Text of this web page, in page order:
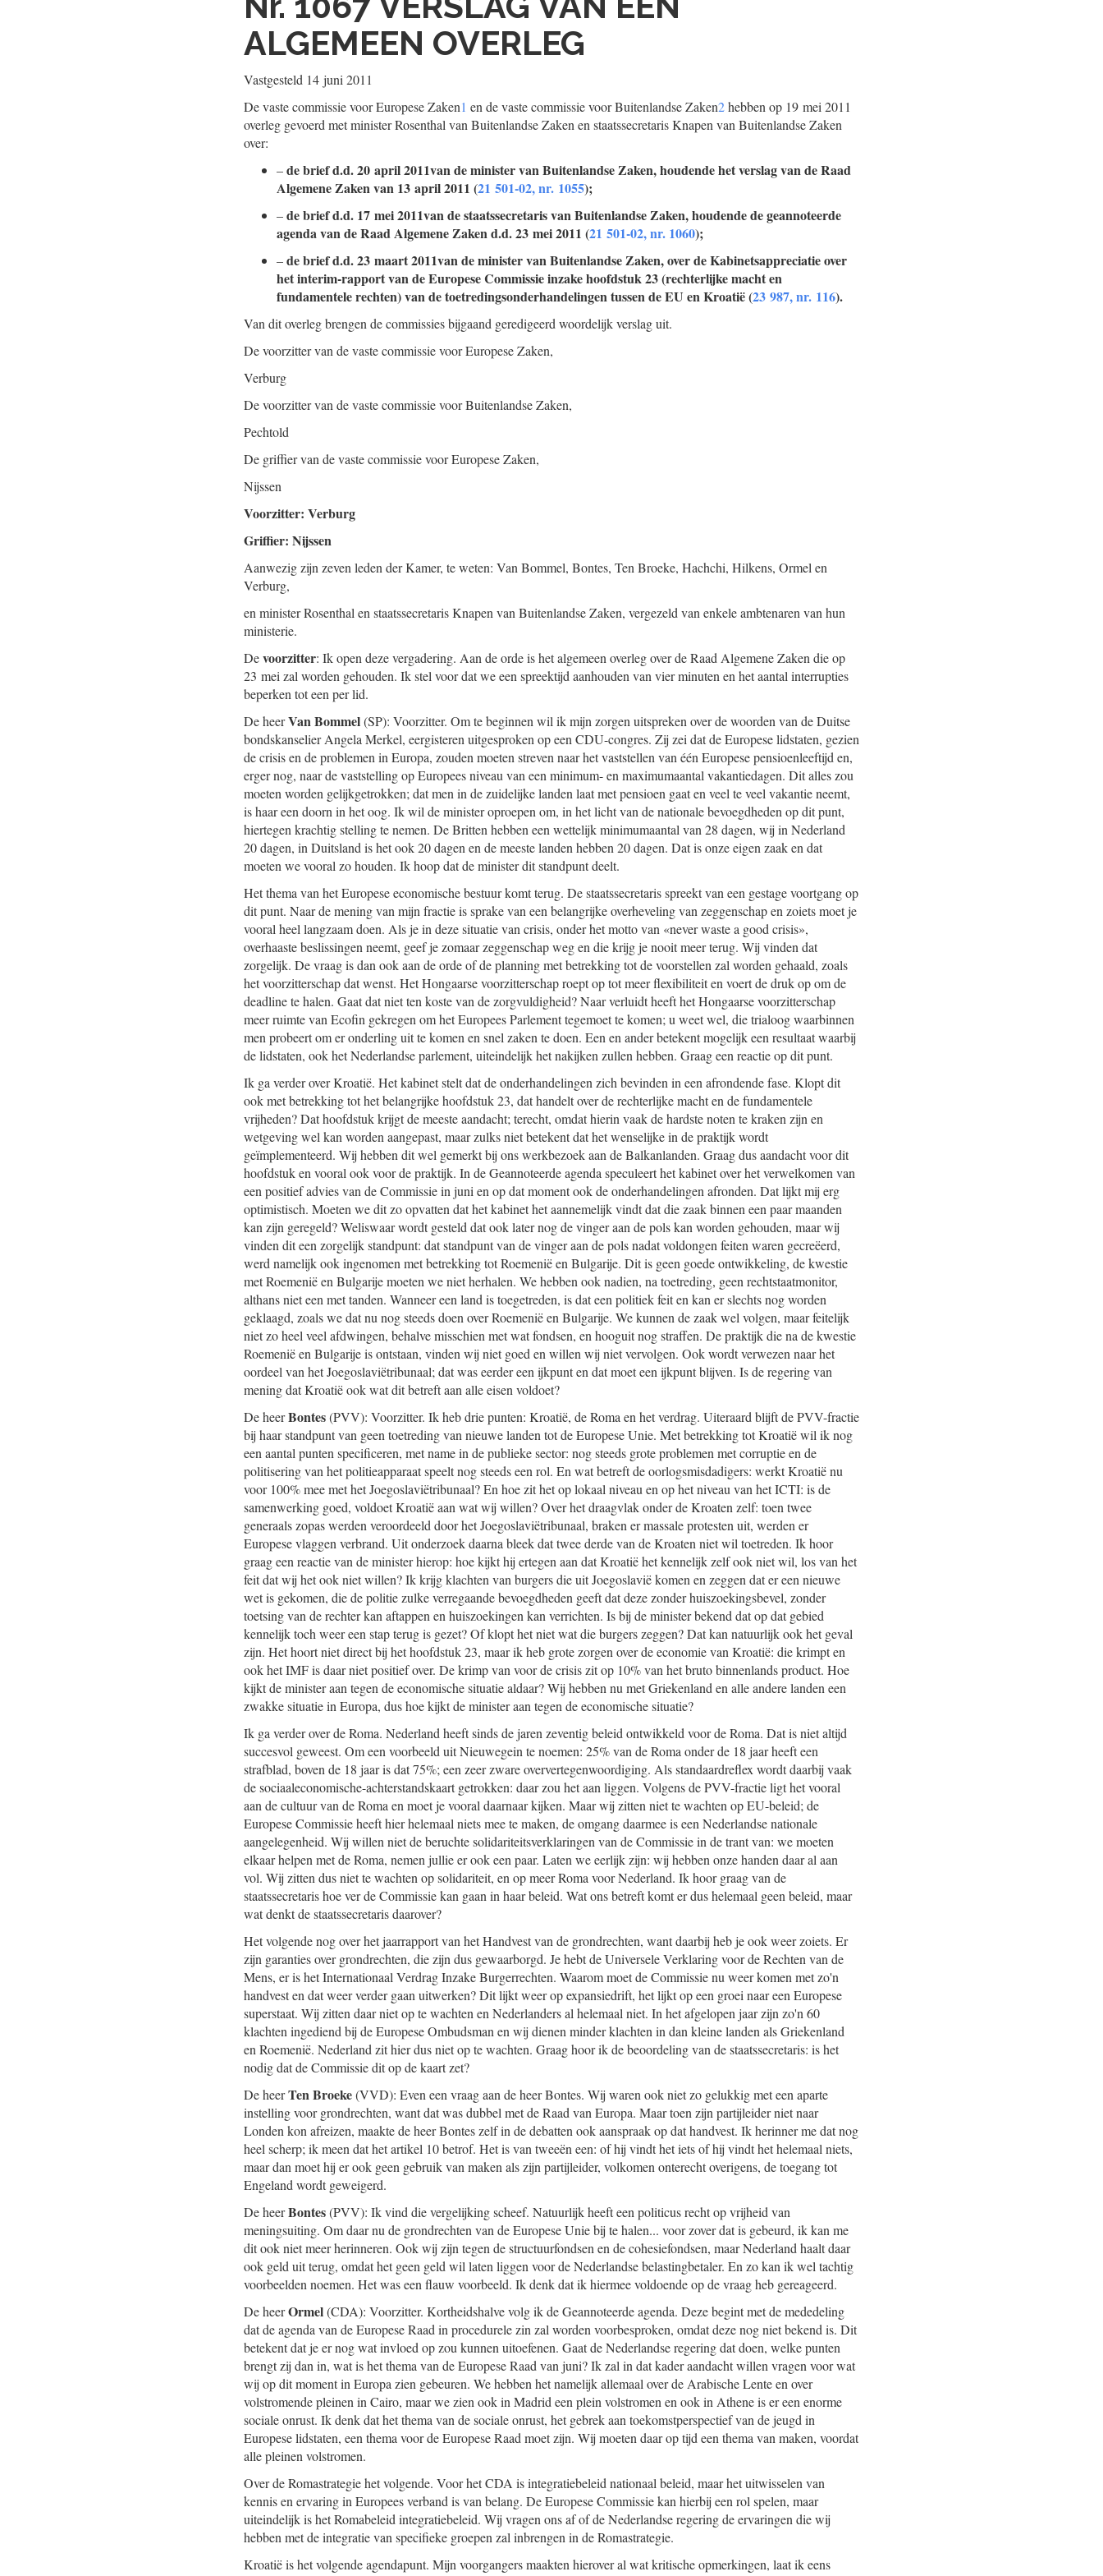
ALGEMEEN OVERLEG
Vastgesteld 14 juni 2011
De vaste commissie voor Europese Zaken1 en de vaste commissie voor Buitenlandse Zaken2hebben op 19 mei 2011
overleg gevoerd met minister Rosenthal van Buitenlandse Zaken en staatssecretaris Knapen van Buitenlandse Zaken
over:
–de brief d.d. 20 april 2011van de minister van Buitenlandse Zaken, houdende het verslag van de Raad
Algemene Zaken van 13 april 2011 (21 501-02, nr. 1055);
–de brief d.d. 17 mei 2011van de staatssecretaris van Buitenlandse Zaken, houdende de geannoteerde
agenda van de Raad Algemene Zaken d.d. 23 mei 2011 (21 501-02, nr. 1060);
–de brief d.d. 23 maart 2011van de minister van Buitenlandse Zaken, over de Kabinetsappreciatie over
het interim-rapport van de Europese Commissie inzake hoofdstuk 23 (rechterlijke macht en
fundamentele rechten) van de toetredingsonderhandelingen tussen de EU en Kroatië (23 987, nr. 116).
Van dit overleg brengen de commissies bijgaand geredigeerd woordelijk verslag uit.
De voorzitter van de vaste commissie voor Europese Zaken,
Verburg
De voorzitter van de vaste commissie voor Buitenlandse Zaken,
Pechtold
De griffier van de vaste commissie voor Europese Zaken,
Nijssen
Voorzitter: Verburg
Griffier: Nijssen
Aanwezig zijn zeven leden der Kamer, te weten: Van Bommel, Bontes, Ten Broeke, Hachchi, Hilkens, Ormel en
Verburg,
en minister Rosenthal en staatssecretaris Knapen van Buitenlandse Zaken, vergezeld van enkele ambtenaren van hun
ministerie.
Devoorzitter: Ik open deze vergadering. Aan de orde is het algemeen overleg over de Raad Algemene Zaken die op
23 mei zal worden gehouden. Ik stel voor dat we een spreektijd aanhouden van vier minuten en het aantal interrupties
beperken tot een per lid.
De heerVan Bommel(SP): Voorzitter. Om te beginnen wil ik mijn zorgen uitspreken over de woorden van de Duitse
bondskanselier Angela Merkel, eergisteren uitgesproken op een CDU-congres. Zij zei dat de Europese lidstaten, gezien
de crisis en de problemen in Europa, zouden moeten streven naar het vaststellen van één Europese pensioenleeftijd en,
erger nog, naar de vaststelling op Europees niveau van een minimum- en maximumaantal vakantiedagen. Dit alles zou
moeten worden gelijkgetrokken; dat men in de zuidelijke landen laat met pensioen gaat en veel te veel vakantie neemt,
is haar een doorn in het oog. Ik wil de minister oproepen om, in het licht van de nationale bevoegdheden op dit punt,
hiertegen krachtig stelling te nemen. De Britten hebben een wettelijk minimumaantal van 28 dagen, wij in Nederland
20 dagen, in Duitsland is het ook 20 dagen en de meeste landen hebben 20 dagen. Dat is onze eigen zaak en dat
moeten we vooral zo houden. Ik hoop dat de minister dit standpunt deelt.
Het thema van het Europese economische bestuur komt terug. De staatssecretaris spreekt van een gestage voortgang op
dit punt. Naar de mening van mijn fractie is sprake van een belangrijke overheveling van zeggenschap en zoiets moet je
vooral heel langzaam doen. Als je in deze situatie van crisis, onder het motto van «never waste a good crisis»,
overhaaste beslissingen neemt, geef je zomaar zeggenschap weg en die krijg je nooit meer terug. Wij vinden dat
zorgelijk. De vraag is dan ook aan de orde of de planning met betrekking tot de voorstellen zal worden gehaald, zoals
het voorzitterschap dat wenst. Het Hongaarse voorzitterschap roept op tot meer flexibiliteit en voert de druk op om de
deadline te halen. Gaat dat niet ten koste van de zorgvuldigheid? Naar verluidt heeft het Hongaarse voorzitterschap
meer ruimte van Ecofin gekregen om het Europees Parlement tegemoet te komen; u weet wel, die trialoog waarbinnen
men probeert om er onderling uit te komen en snel zaken te doen. Een en ander betekent mogelijk een resultaat waarbij
de lidstaten, ook het Nederlandse parlement, uiteindelijk het nakijken zullen hebben. Graag een reactie op dit punt.
Ik ga verder over Kroatië. Het kabinet stelt dat de onderhandelingen zich bevinden in een afrondende fase. Klopt dit
ook met betrekking tot het belangrijke hoofdstuk 23, dat handelt over de rechterlijke macht en de fundamentele
vrijheden? Dat hoofdstuk krijgt de meeste aandacht; terecht, omdat hierin vaak de hardste noten te kraken zijn en
wetgeving wel kan worden aangepast, maar zulks niet betekent dat het wenselijke in de praktijk wordt
geïmplementeerd. Wij hebben dit wel gemerkt bij ons werkbezoek aan de Balkanlanden. Graag dus aandacht voor dit
hoofdstuk en vooral ook voor de praktijk. In de Geannoteerde agenda speculeert het kabinet over het verwelkomen van
een positief advies van de Commissie in juni en op dat moment ook de onderhandelingen afronden. Dat lijkt mij erg
optimistisch. Moeten we dit zo opvatten dat het kabinet het aannemelijk vindt dat die zaak binnen een paar maanden
kan zijn geregeld? Weliswaar wordt gesteld dat ook later nog de vinger aan de pols kan worden gehouden, maar wij
vinden dit een zorgelijk standpunt: dat standpunt van de vinger aan de pols nadat voldongen feiten waren gecreëerd,
werd namelijk ook ingenomen met betrekking tot Roemenië en Bulgarije. Dit is geen goede ontwikkeling, de kwestie
met Roemenië en Bulgarije moeten we niet herhalen. We hebben ook nadien, na toetreding, geen rechtstaatmonitor,
althans niet een met tanden. Wanneer een land is toegetreden, is dat een politiek feit en kan er slechts nog worden
geklaagd, zoals we dat nu nog steeds doen over Roemenië en Bulgarije. We kunnen de zaak wel volgen, maar feitelijk
niet zo heel veel afdwingen, behalve misschien met wat fondsen, en hooguit nog straffen. De praktijk die na de kwestie
Roemenië en Bulgarije is ontstaan, vinden wij niet goed en willen wij niet vervolgen. Ook wordt verwezen naar het
oordeel van het Joegoslaviëtribunaal; dat was eerder een ijkpunt en dat moet een ijkpunt blijven. Is de regering van
mening dat Kroatië ook wat dit betreft aan alle eisen voldoet?
De heerBontes(PVV): Voorzitter. Ik heb drie punten: Kroatië, de Roma en het verdrag. Uiteraard blijft de PVV-fractie
bij haar standpunt van geen toetreding van nieuwe landen tot de Europese Unie. Met betrekking tot Kroatië wil ik nog
een aantal punten specificeren, met name in de publieke sector: nog steeds grote problemen met corruptie en de
politisering van het politieapparaat speelt nog steeds een rol. En wat betreft de oorlogsmisdadigers: werkt Kroatië nu
voor 100% mee met het Joegoslaviëtribunaal? En hoe zit het op lokaal niveau en op het niveau van het ICTI: is de
samenwerking goed, voldoet Kroatië aan wat wij willen? Over het draagvlak onder de Kroaten zelf: toen twee
generaals zopas werden veroordeeld door het Joegoslaviëtribunaal, braken er massale protesten uit, werden er
Europese vlaggen verbrand. Uit onderzoek daarna bleek dat twee derde van de Kroaten niet wil toetreden. Ik hoor
graag een reactie van de minister hierop: hoe kijkt hij ertegen aan dat Kroatië het kennelijk zelf ook niet wil, los van het
feit dat wij het ook niet willen? Ik krijg klachten van burgers die uit Joegoslavië komen en zeggen dat er een nieuwe
wet is gekomen, die de politie zulke verregaande bevoegdheden geeft dat deze zonder huiszoekingsbevel, zonder
toetsing van de rechter kan aftappen en huiszoekingen kan verrichten. Is bij de minister bekend dat op dat gebied
kennelijk toch weer een stap terug is gezet? Of klopt het niet wat die burgers zeggen? Dat kan natuurlijk ook het geval
zijn. Het hoort niet direct bij het hoofdstuk 23, maar ik heb grote zorgen over de economie van Kroatië: die krimpt en
ook het IMF is daar niet positief over. De krimp van voor de crisis zit op 10% van het bruto binnenlands product. Hoe
kijkt de minister aan tegen de economische situatie aldaar? Wij hebben nu met Griekenland en alle andere landen een
zwakke situatie in Europa, dus hoe kijkt de minister aan tegen de economische situatie?
Ik ga verder over de Roma. Nederland heeft sinds de jaren zeventig beleid ontwikkeld voor de Roma. Dat is niet altijd
succesvol geweest. Om een voorbeeld uit Nieuwegein te noemen: 25% van de Roma onder de 18 jaar heeft een
strafblad, boven de 18 jaar is dat 75%; een zeer zware oververtegenwoordiging. Als standaardreflex wordt daarbij vaak
de sociaaleconomische-achterstandskaart getrokken: daar zou het aan liggen. Volgens de PVV-fractie ligt het vooral
aan de cultuur van de Roma en moet je vooral daarnaar kijken. Maar wij zitten niet te wachten op EU-beleid; de
Europese Commissie heeft hier helemaal niets mee te maken, de omgang daarmee is een Nederlandse nationale
aangelegenheid. Wij willen niet de beruchte solidariteitsverklaringen van de Commissie in de trant van: we moeten
elkaar helpen met de Roma, nemen jullie er ook een paar. Laten we eerlijk zijn: wij hebben onze handen daar al aan
vol. Wij zitten dus niet te wachten op solidariteit, en op meer Roma voor Nederland. Ik hoor graag van de
staatssecretaris hoe ver de Commissie kan gaan in haar beleid. Wat ons betreft komt er dus helemaal geen beleid, maar
wat denkt de staatssecretaris daarover?
Het volgende nog over het jaarrapport van het Handvest van de grondrechten, want daarbij heb je ook weer zoiets. Er
zijn garanties over grondrechten, die zijn dus gewaarborgd. Je hebt de Universele Verklaring voor de Rechten van de
Mens, er is het Internationaal Verdrag Inzake Burgerrechten. Waarom moet de Commissie nu weer komen met zo'n
handvest en dat weer verder gaan uitwerken? Dit lijkt weer op expansiedrift, het lijkt op een groei naar een Europese
superstaat. Wij zitten daar niet op te wachten en Nederlanders al helemaal niet. In het afgelopen jaar zijn zo'n 60
klachten ingediend bij de Europese Ombudsman en wij dienen minder klachten in dan kleine landen als Griekenland
en Roemenië. Nederland zit hier dus niet op te wachten. Graag hoor ik de beoordeling van de staatssecretaris: is het
nodig dat de Commissie dit op de kaart zet?
De heerTen Broeke(VVD): Even een vraag aan de heer Bontes. Wij waren ook niet zo gelukkig met een aparte
instelling voor grondrechten, want dat was dubbel met de Raad van Europa. Maar toen zijn partijleider niet naar
Londen kon afreizen, maakte de heer Bontes zelf in de debatten ook aanspraak op dat handvest. Ik herinner me dat nog
heel scherp; ik meen dat het artikel 10 betrof. Het is van tweeën een: of hij vindt het iets of hij vindt het helemaal niets,
maar dan moet hij er ook geen gebruik van maken als zijn partijleider, volkomen onterecht overigens, de toegang tot
Engeland wordt geweigerd.
De heerBontes(PVV): Ik vind die vergelijking scheef. Natuurlijk heeft een politicus recht op vrijheid van
meningsuiting. Om daar nu de grondrechten van de Europese Unie bij te halen... voor zover dat is gebeurd, ik kan me
dit ook niet meer herinneren. Ook wij zijn tegen de structuurfondsen en de cohesiefondsen, maar Nederland haalt daar
ook geld uit terug, omdat het geen geld wil laten liggen voor de Nederlandse belastingbetaler. En zo kan ik wel tachtig
voorbeelden noemen. Het was een flauw voorbeeld. Ik denk dat ik hiermee voldoende op de vraag heb gereageerd.
De heerOrmel(CDA): Voorzitter. Kortheidshalve volg ik de Geannoteerde agenda. Deze begint met de mededeling
dat de agenda van de Europese Raad in procedurele zin zal worden voorbesproken, omdat deze nog niet bekend is. Dit
betekent dat je er nog wat invloed op zou kunnen uitoefenen. Gaat de Nederlandse regering dat doen, welke punten
brengt zij dan in, wat is het thema van de Europese Raad van juni? Ik zal in dat kader aandacht willen vragen voor wat
wij op dit moment in Europa zien gebeuren. We hebben het namelijk allemaal over de Arabische Lente en over
volstromende pleinen in Cairo, maar we zien ook in Madrid een plein volstromen en ook in Athene is er een enorme
sociale onrust. Ik denk dat het thema van de sociale onrust, het gebrek aan toekomstperspectief van de jeugd in
Europese lidstaten, een thema voor de Europese Raad moet zijn. Wij moeten daar op tijd een thema van maken, voordat
alle pleinen volstromen.
Over de Romastrategie het volgende. Voor het CDA is integratiebeleid nationaal beleid, maar het uitwisselen van
kennis en ervaring in Europees verband is van belang. De Europese Commissie kan hierbij een rol spelen, maar
uiteindelijk is het Romabeleid integratiebeleid. Wij vragen ons af of de Nederlandse regering de ervaringen die wij
hebben met de integratie van specifieke groepen zal inbrengen in de Romastrategie.
Kroatië is het volgende agendapunt. Mijn voorgangers maakten hierover al wat kritische opmerkingen, laat ik eens